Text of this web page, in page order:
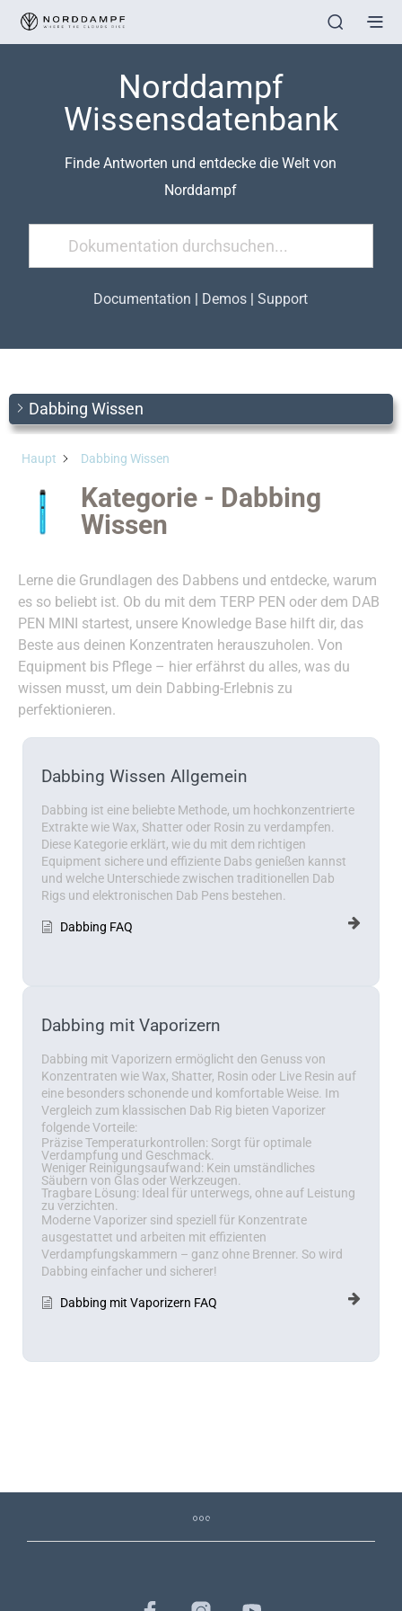
Norddampf
Wissensdatenbank
Finde Antworten und entdecke die Welt von
Norddampf
Documentation | Demos |Support
Dabbing Wissen
Haupt Dabbing Wissen
Kategorie - Dabbing
Wissen
Lerne die Grundlagen des Dabbens und entdecke, warum
es so beliebt ist. Ob du mit dem TERP PEN oder dem DAB
PEN MINI startest, unsere Knowledge Base hilft dir, das
Beste aus deinen Konzentraten herauszuholen. Von
Equipment bis Pflege – hier erfährst du alles, was du
wissen musst, um dein Dabbing-Erlebnis zu
perfektionieren.
Dabbing Wissen Allgemein
Dabbing ist eine beliebte Methode, um hochkonzentrierte
Extrakte wie Wax, Shatter oder Rosin zu verdampfen.
Diese Kategorie erklärt, wie du mit dem richtigen
Equipment sichere und effiziente Dabs genießen kannst
und welche Unterschiede zwischen traditionellen Dab
Rigs und elektronischen Dab Pens bestehen.
Dabbing FAQ
Dabbing mit Vaporizern
Dabbing mit Vaporizern ermöglicht den Genuss von
Konzentraten wie Wax, Shatter, Rosin oder Live Resin auf
eine besonders schonende und komfortable Weise. Im
Vergleich zum klassischen Dab Rig bieten Vaporizer
folgende Vorteile:
Präzise Temperaturkontrollen: Sorgt für optimale
Verdampfung und Geschmack.
Weniger Reinigungsaufwand: Kein umständliches
Säubern von Glas oder Werkzeugen.
Tragbare Lösung: Ideal für unterwegs, ohne auf Leistung
zu verzichten.
Moderne Vaporizer sind speziell für Konzentrate
ausgestattet und arbeiten mit effizienten
Verdampfungskammern – ganz ohne Brenner. So wird
Dabbing einfacher und sicherer!
Dabbing mit Vaporizern FAQ